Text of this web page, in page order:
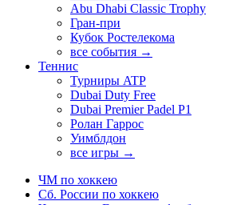
Abu Dhabi Classic Trophy
Гран-при
Кубок Ростелекома
все события →
Теннис
Турниры ATP
Dubai Duty Free
Dubai Premier Padel P1
Ролан Гаррос
Уимблдон
все игры →
ЧМ по хоккею
Сб. России по хоккею